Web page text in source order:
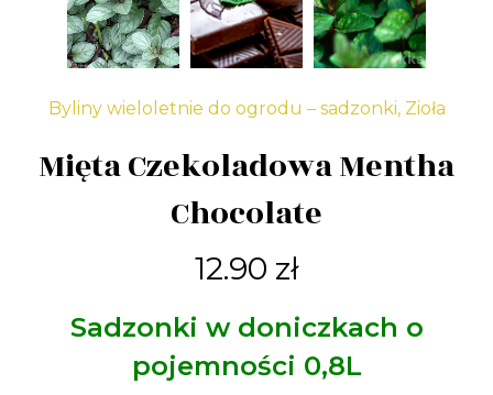
Byliny wieloletnie do ogrodu – sadzonki, Zioła
Mięta Czekoladowa Mentha
Chocolate
12.90 zł
Sadzonki w doniczkach o
pojemności 0,8L